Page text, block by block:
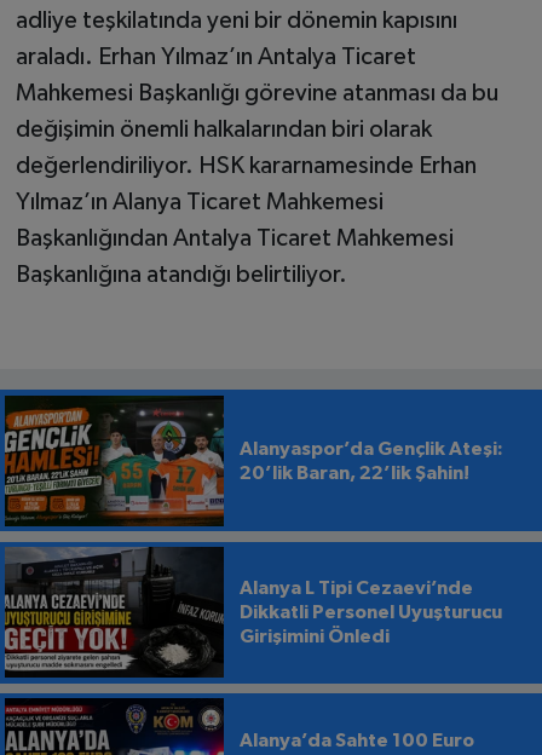
adliye teşkilatında yeni bir dönemin kapısını
araladı. Erhan Yılmaz’ın Antalya Ticaret
Mahkemesi Başkanlığı görevine atanması da bu
değişimin önemli halkalarından biri olarak
değerlendiriliyor. HSK kararnamesinde Erhan
Yılmaz’ın Alanya Ticaret Mahkemesi
Başkanlığından Antalya Ticaret Mahkemesi
Başkanlığına atandığı belirtiliyor.
Alanyaspor’da Gençlik Ateşi:
20’lik Baran, 22’lik Şahin!
Alanya L Tipi Cezaevi’nde
Dikkatli Personel Uyuşturucu
Girişimini Önledi
Alanya’da Sahte 100 Euro